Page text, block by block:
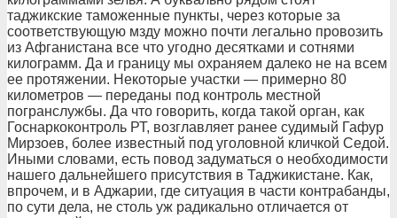
таджикские таможенные пункты, через которые за
соответствующую мзду можно почти легально провозить
из Афганистана все что угодно десятками и сотнями
килограмм. Да и границу мы охраняем далеко не на всем
ее протяжении. Некоторые участки — примерно 80
километров — переданы под контроль местной
погранслужбы. Да что говорить, когда такой орган, как
Госнаркоконтроль РТ, возглавляет ранее судимый Гафур
Мирзоев, более известный под уголовной кличкой Седой.
Иными словами, есть повод задуматься о необходимости
нашего дальнейшего присутствия в Таджикистане. Как,
впрочем, и в Аджарии, где ситуация в части контрабанды,
по сути дела, не столь уж радикально отличается от